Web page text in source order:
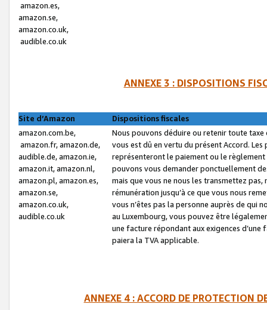
amazon.es,
amazon.se,
amazon.co.uk,
audible.co.uk
ANNEXE 3 : DISPOSITIONS
Site d’Amazon
Dispositions fiscales
amazon.com.be,
amazon.fr, amazon.de,
audible.de, amazon.ie,
amazon.it, amazon.nl,
amazon.pl, amazon.es,
amazon.se,
amazon.co.uk,
audible.co.uk
Nous pouvons déduire ou retenir toute
vous est dû en vertu du présent Accord.
représenteront le paiement ou le
pouvons vous demander ponctuellement
mais que vous ne nous les transmettez
rémunération jusqu’à ce que vous nous
vous n’êtes pas la personne auprès de qui
au Luxembourg, vous pouvez être
une facture répondant aux exigences
paiera la TVA applicable.
ANNEXE 4 : ACCORD DE PROTECTION